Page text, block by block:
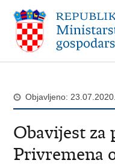
Objavljeno: 23.07.2020.
Obavijest za
Privremena